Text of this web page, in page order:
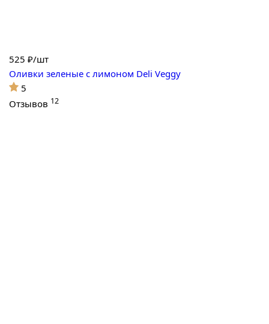
525 ₽/шт
Оливки зеленые с лимоном Deli Veggy
5
Отзывов 12